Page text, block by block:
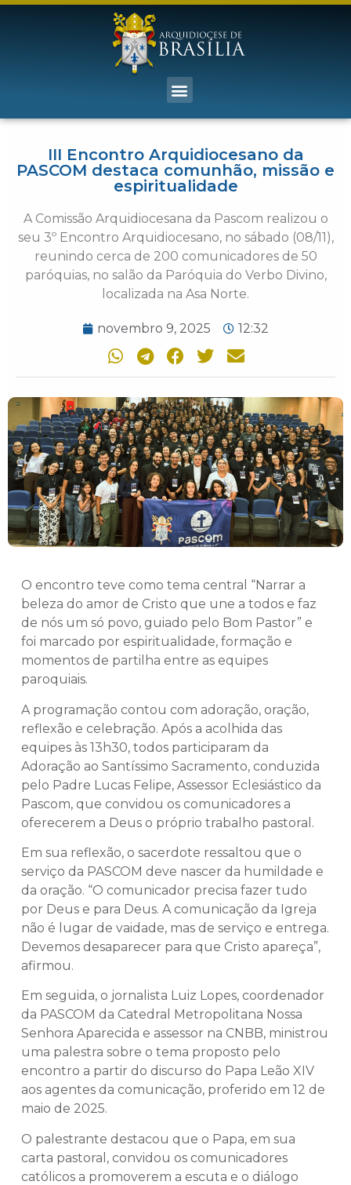
III Encontro Arquidiocesano da
PASCOM destaca comunhão, missão e
espiritualidade
A Comissão Arquidiocesana da Pascom realizou o
seu 3º Encontro Arquidiocesano, no sábado (08/11),
reunindo cerca de 200 comunicadores de 50
paróquias, no salão da Paróquia do Verbo Divino,
localizada na Asa Norte.
novembro 9, 2025 12:32
O encontro teve como tema central “Narrar a
beleza do amor de Cristo que une a todos e faz
de nós um só povo, guiado pelo Bom Pastor” e
foi marcado por espiritualidade, formação e
momentos de partilha entre as equipes
paroquiais.
A programação contou com adoração, oração,
reflexão e celebração. Após a acolhida das
equipes às 13h30, todos participaram da
Adoração ao Santíssimo Sacramento, conduzida
pelo Padre Lucas Felipe, Assessor Eclesiástico da
Pascom, que convidou os comunicadores a
oferecerem a Deus o próprio trabalho pastoral.
Em sua reflexão, o sacerdote ressaltou que o
serviço da PASCOM deve nascer da humildade e
da oração. “O comunicador precisa fazer tudo
por Deus e para Deus. A comunicação da Igreja
não é lugar de vaidade, mas de serviço e entrega.
Devemos desaparecer para que Cristo apareça”,
afirmou.
Em seguida, o jornalista Luiz Lopes, coordenador
da PASCOM da Catedral Metropolitana Nossa
Senhora Aparecida e assessor na CNBB, ministrou
uma palestra sobre o tema proposto pelo
encontro a partir do discurso do Papa Leão XIV
aos agentes da comunicação, proferido em 12 de
maio de 2025.
O palestrante destacou que o Papa, em sua
carta pastoral, convidou os comunicadores
católicos a promoverem a escuta e o diálogo